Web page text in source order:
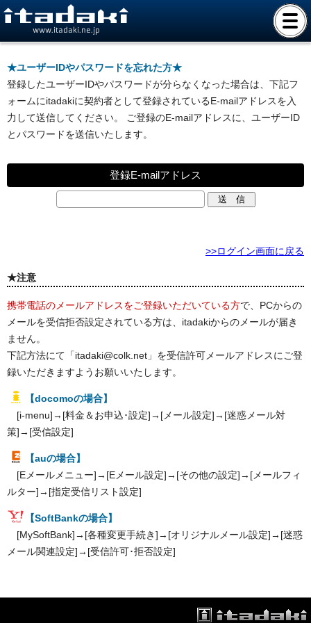
www.itadaki.ne.jp
★ユーザーIDやパスワードを忘れた方★
登録したユーザーIDやパスワードが分らなくなった場合は、下記フ
ォームにitadakiに契約者として登録されているE-mailアドレスを入
力して送信してください。 ご登録のE-mailアドレスに、ユーザーID
とパスワードを送信いたします。
登録E-mailアドレス
>>ログイン画面に戻る
★注意
携帯電話のメールアドレスをご登録いただいている方で、PCからの
メールを受信拒否設定されている方は、itadakiからのメールが届き
ません。
下記方法にて「itadaki@colk.net」を受信許可メールアドレスにご登
録いただきますようお願いいたします。
【docomoの場合】
[i-menu]→[料金＆お申込･設定]→[メール設定]→[迷惑メール対
策]→[受信設定]
【auの場合】
[Eメールメニュー]→[Eメール設定]→[その他の設定]→[メールフィ
ルター]→[指定受信リスト設定]
【SoftBankの場合】
[MySoftBank]→[各種変更手続き]→[オリジナルメール設定]→[迷惑
メール関連設定]→[受信許可･拒否設定]